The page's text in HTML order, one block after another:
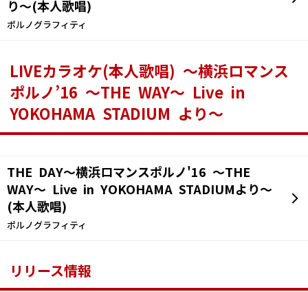
り～(本人歌唱)
ポルノグラフィティ
LIVEカラオケ(本人歌唱) ～横浜ロマンス
ポルノ’16 ～THE WAY～ Live in
YOKOHAMA STADIUM より～
THE DAY～横浜ロマンスポルノ'16 ～THE
WAY～ Live in YOKOHAMA STADIUMより～
(本人歌唱)
ポルノグラフィティ
リリース情報